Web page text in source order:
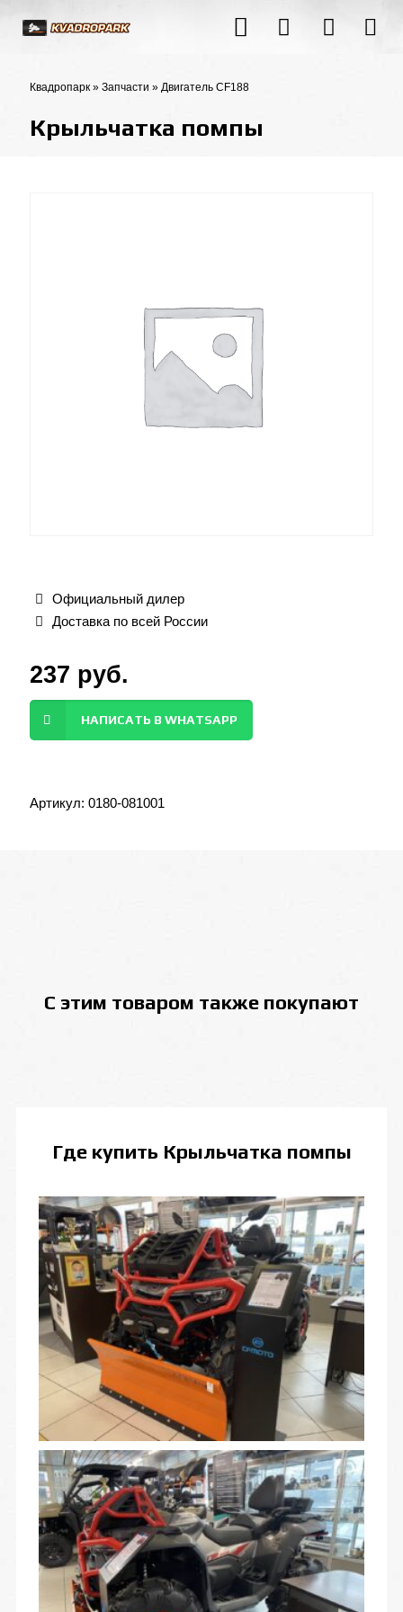
Квадропарк » Запчасти » Двигатель CF188
Крыльчатка помпы
Официальный дилер
Доставка по всей России
237 руб.
НАПИСАТЬ В WHATSAPP
Артикул: 0180-081001
С этим товаром также покупают
Где купить Крыльчатка помпы